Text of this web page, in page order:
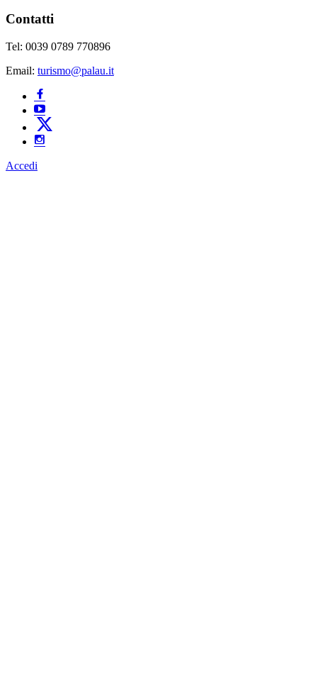
Contatti
Tel: 0039 0789 770896
Email: turismo@palau.it
Accedi